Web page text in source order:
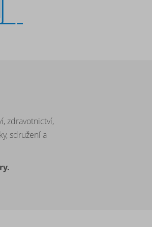
zdravotnictví,
sdružení a